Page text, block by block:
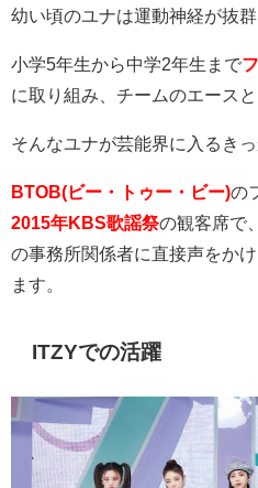
幼い頃のユナは運動神経が抜
小学5年生から中学2年生まで
に取り組み、チームのエース
そんなユナが芸能界に入るき
BTOB(ビー・トゥー・ビー)の
2015年KBS歌謡祭の観客席で、
の事務所関係者に直接声をか
ます。
ITZYでの活躍